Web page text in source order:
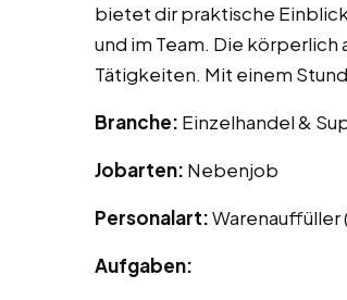
bietet dir praktische
und im Team. Die
Tätigkeiten. Mit einem
Branche: Einzelhandel &
Jobarten: Nebenjob
Personalart:Warenauffüller
Aufgaben: